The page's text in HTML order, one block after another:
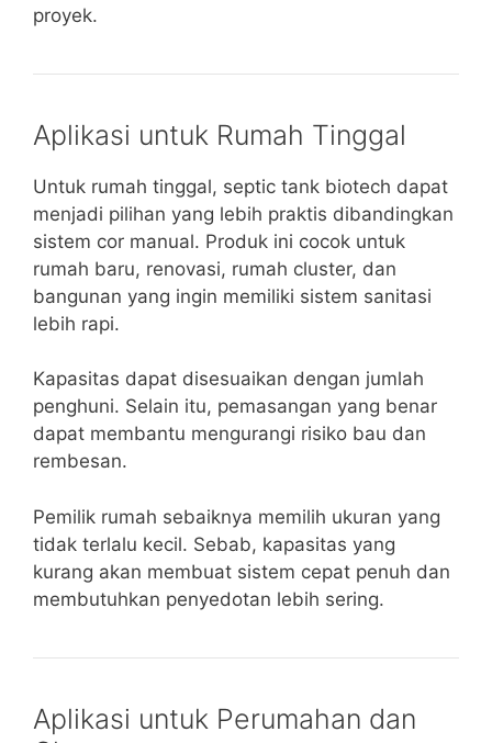
proyek.
Aplikasi untuk Rumah Tinggal
Untuk rumah tinggal, septic tank biotech dapat
menjadi pilihan yang lebih praktis dibandingkan
sistem cor manual. Produk ini cocok untuk
rumah baru, renovasi, rumah cluster, dan
bangunan yang ingin memiliki sistem sanitasi
lebih rapi.
Kapasitas dapat disesuaikan dengan jumlah
penghuni. Selain itu, pemasangan yang benar
dapat membantu mengurangi risiko bau dan
rembesan.
Pemilik rumah sebaiknya memilih ukuran yang
tidak terlalu kecil. Sebab, kapasitas yang
kurang akan membuat sistem cepat penuh dan
membutuhkan penyedotan lebih sering.
Aplikasi untuk Perumahan dan